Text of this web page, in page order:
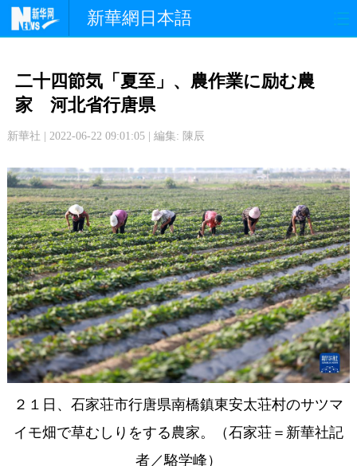
新華網日本語
文 化
中日交流 国 際
写 真
二十四節気「夏至」、農作業に励む農
家 河北省行唐県
新華社 | 2022-06-22 09:01:05 | 編集: 陳辰
２１日、石家荘市行唐県南橋鎮東安太荘村のサツマ
イモ畑で草むしりをする農家。（石家荘＝新華社記
者／駱学峰）